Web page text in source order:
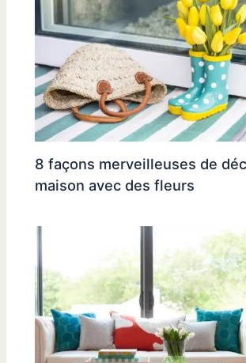
8 façons merveilleuses de
maison avec des fleurs